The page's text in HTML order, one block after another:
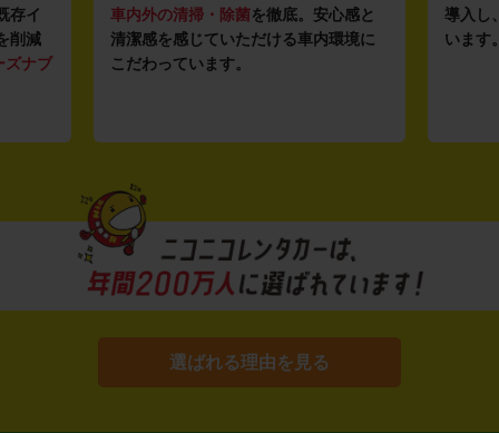
存イ
削減
ズナブ
車内外の清掃・除菌を徹底。安心感と
清潔感を感じていただける車内環境に
こだわっています。
導入し
います
選ばれる理由を見る